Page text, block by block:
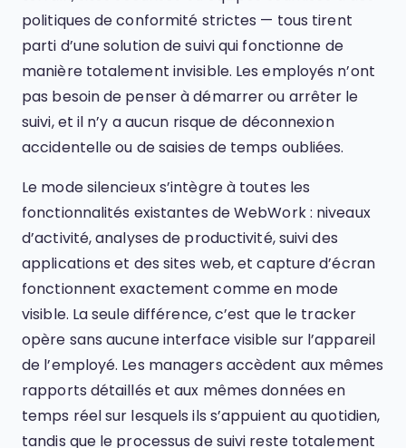
politiques de conformité strictes — tous tirent
parti d’une solution de suivi qui fonctionne de
manière totalement invisible. Les employés n’ont
pas besoin de penser à démarrer ou arrêter le
suivi, et il n’y a aucun risque de déconnexion
accidentelle ou de saisies de temps oubliées.
Le mode silencieux s’intègre à toutes les
fonctionnalités existantes de WebWork : niveaux
d’activité, analyses de productivité, suivi des
applications et des sites web, et capture d’écran
fonctionnent exactement comme en mode
visible. La seule différence, c’est que le tracker
opère sans aucune interface visible sur l’appareil
de l’employé. Les managers accèdent aux mêmes
rapports détaillés et aux mêmes données en
temps réel sur lesquels ils s’appuient au quotidien,
tandis que le processus de suivi reste totalement